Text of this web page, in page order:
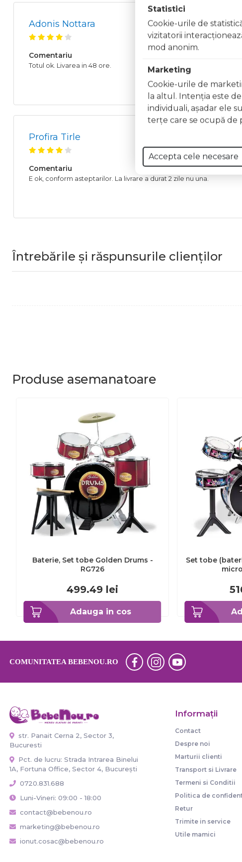
Adonis Nottara
Comentariu
Totul ok. Livarea in 48 ore.
Profira Tirle
Comentariu
E ok, conform asteptarilor. La livrare a durat 2 zile nu una.
Întrebările și răspunsurile clienților
Produse asemanatoare
Adauga in cos
Baterie, Set tobe Golden Drums -
RG726
499.49 lei
Set tobe
COMUNITATEA BEBENOU.RO
str. Panait Cerna 2, Sector 3,
Bucuresti
Pct. de lucru: Strada Intrarea Binelui
1A, Fortuna Office, Sector 4, București
0720.831.688
Luni-Vineri: 09:00 - 18:00
contact@bebenou.ro
marketing@bebenou.ro
ionut.cosac@bebenou.ro
Informaţii
Contact
Despre noi
Marturii clienti
Transport si Livrare
Termeni si Conditii
Politica de
Retur
Trimite in service
Utile mamici
Statistici
Cookie-urile de
vizitatorii
mod anonim.
Marketing
Cookie-urile de
la altul. Intenţia este
individuali, aşadar ele
terţe care se ocupă de
Accepta cele necesare